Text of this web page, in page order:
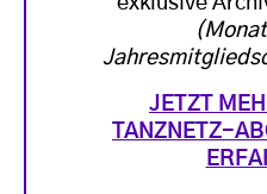
JETZT
TANZNETZ-